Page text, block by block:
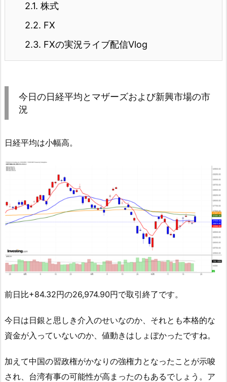
2.1. 株式
2.2. FX
2.3. FXの実況ライブ配信Vlog
今日の日経平均とマザーズおよび新興市場の市
況
日経平均は小幅高。
前日比+84.32円の26,974.90円で取引終了です。
今日は日銀と思しき介入のせいなのか、それとも本格的な
資金が入っていないのか、値動きはしょぼかったですね。
加えて中国の習政権がかなりの強権力となったことが示唆
され、台湾有事の可能性が高まったのもあるでしょう。ア